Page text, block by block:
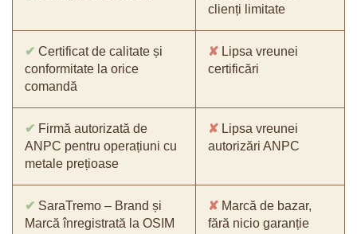
clienți limitate
✔ Certificat de calitate și
conformitate la orice
comandă
✘ Lipsa vreunei
certificări
✔ Firmă autorizată de
ANPC pentru operațiuni cu
metale prețioase
✘ Lipsa vreunei
autorizări ANPC
✔ SaraTremo – Brand și
Marcă înregistrată la OSIM
✘ Marcă de bazar,
fără nicio garanție